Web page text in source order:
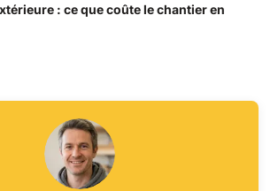
: ce que coûte le chantier en